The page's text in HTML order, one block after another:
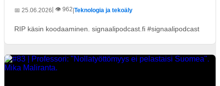
📅 25.06.2026 | 👁️ 962|Teknologia ja tekoäly
RIP käsin koodaaminen. signaalipodcast.fi #signaalipodcast